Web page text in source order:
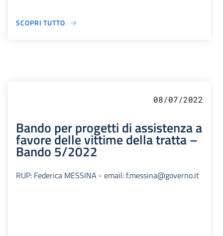
SCOPRI TUTTO
08/07/2022
Bando per progetti di assistenza a
favore delle vittime della tratta –
Bando 5/2022
RUP: Federica MESSINA - email: f.messina@governo.it